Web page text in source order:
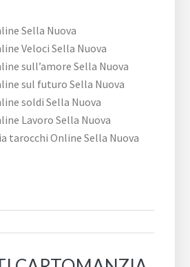
Sella Nuova
Veloci Sella Nuova
sull’amore Sella Nuova
sul futuro Sella Nuova
soldi Sella Nuova
Lavoro Sella Nuova
tarocchi Online Sella Nuova